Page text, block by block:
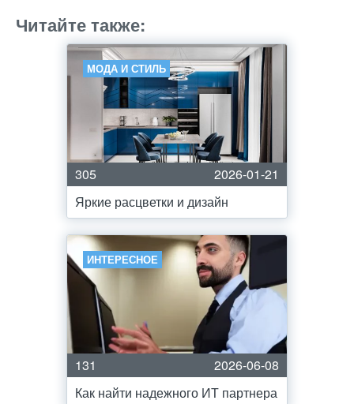
Читайте также:
МОДА И СТИЛЬ
305
2026-01-21
Яркие расцветки и дизайн
ИНТЕРЕСНОЕ
131
2026-06-08
Как найти надежного ИТ партнера